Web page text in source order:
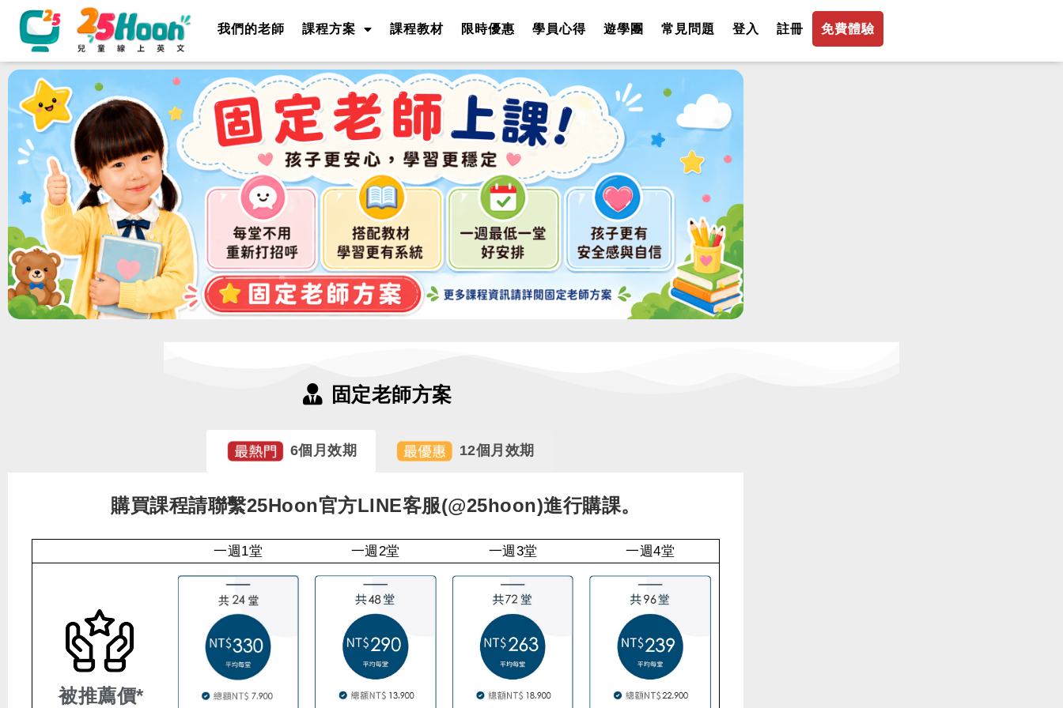
我們的老師 課程方案 課程教材 限時優惠 學員心得 遊學團 常見問題 登入 註冊 免費體驗
固定老師方案
6個月效期 12個月效期
購買課程請聯繫25Hoon官方LINE客服(@25hoon)進行購課。
一週1堂 一週2堂 一週3堂 一週4堂
被推薦價*